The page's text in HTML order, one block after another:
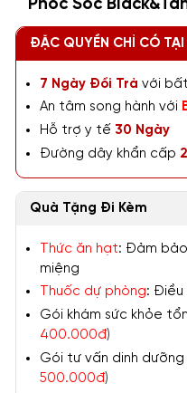
Phốc Sóc
ĐẶC QUYỀN CHỈ CÓ TẠI
7 Ngày Đổi Trả với
An tâm song hành với
Hỗ trợ y tế 30 Ngày
Đường dây khẩn cấp
Quà Tặng Đi Kèm
Thức ăn hạt: Đảm
miệng
Thuốc dự phòng: Điều
Gói khám sức khỏe
400.000đ)
Gói tư vấn dinh
500.000đ)